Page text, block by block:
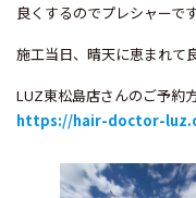
良くするのでプレシャーで
施工当日、晴天に恵まれて
LUZ東松島店さんのご予約
https://hair-doctor-